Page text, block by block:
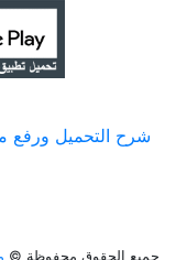
شرح التحميل ورفع
جميع الحقوق محفوظة ©